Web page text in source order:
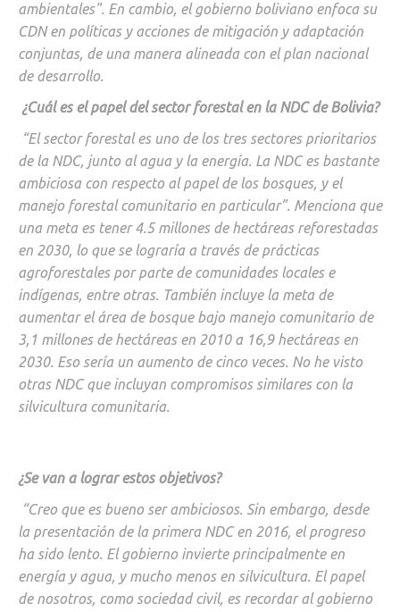
ambientales". En cambio, el gobierno boliviano enfoca su
CDN en políticas y acciones de mitigación y adaptación
conjuntas, de una manera alineada con el plan nacional
de desarrollo.
¿Cuál es el papel del sector forestal en la NDC de Bolivia?
“El sector forestal es uno de los tres sectores prioritarios
de la NDC, junto al agua y la energía. La NDC es bastante
ambiciosa con respecto al papel de los bosques, y el
manejo forestal comunitario en particular”. Menciona que
una meta es tener 4.5 millones de hectáreas reforestadas
en 2030, lo que se lograría a través de prácticas
agroforestales por parte de comunidades locales e
indígenas, entre otras. También incluye la meta de
aumentar el área de bosque bajo manejo comunitario de
3,1 millones de hectáreas en 2010 a 16,9 hectáreas en
2030. Eso sería un aumento de cinco veces. No he visto
otras NDC que incluyan compromisos similares con la
silvicultura comunitaria.
¿Se van a lograr estos objetivos?
“Creo que es bueno ser ambiciosos. Sin embargo, desde
la presentación de la primera NDC en 2016, el progreso
ha sido lento. El gobierno invierte principalmente en
energía y agua, y mucho menos en silvicultura. El papel
de nosotros, como sociedad civil, es recordar al gobierno